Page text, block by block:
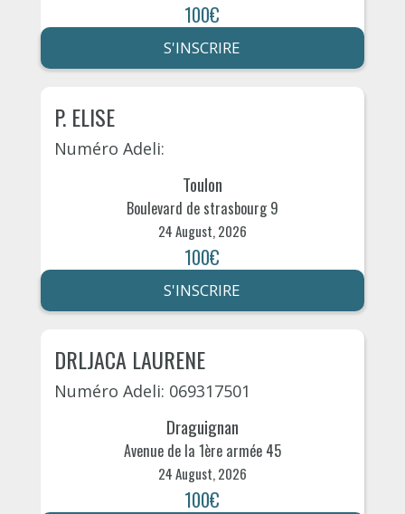
100€
S'INSCRIRE
P. ELISE
Numéro Adeli:
Toulon
Boulevard de strasbourg 9
24 August, 2026
100€
S'INSCRIRE
DRLJACA LAURENE
Numéro Adeli: 069317501
Draguignan
Avenue de la 1ère armée 45
24 August, 2026
100€